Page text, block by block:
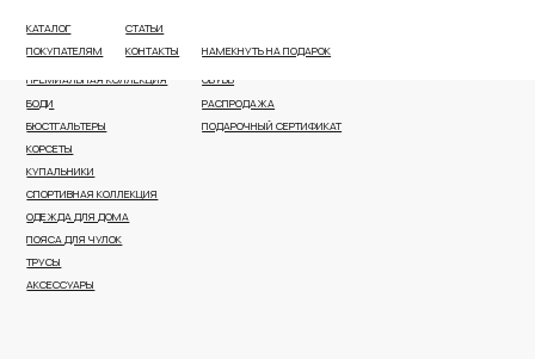
КАТАЛОГ
ПОКУПАТЕЛЯМ НАМЕКНУТЬ НА ПОДАРОК
СТАТЬИ
КОНТАКТЫ
ВСЕ КАТЕГОРИИ
НОВОЕ ПОСТУПЛЕНИЕ
БЮСТГАЛЬТЕРЫ
КОРСЕТЫ
КУПАЛЬНИКИ
ОДЕЖДА ДЛЯ ДОМА
ПОЯСА ДЛЯ ЧУЛОК
ТРУСЫ
КОРРЕКТИРУЮЩЕЕ БЕЛЬЕ
ПОДАРОЧНЫЙ СЕРТИФИКАТ
СПОРТИВНАЯ КОЛЛЕКЦИЯ